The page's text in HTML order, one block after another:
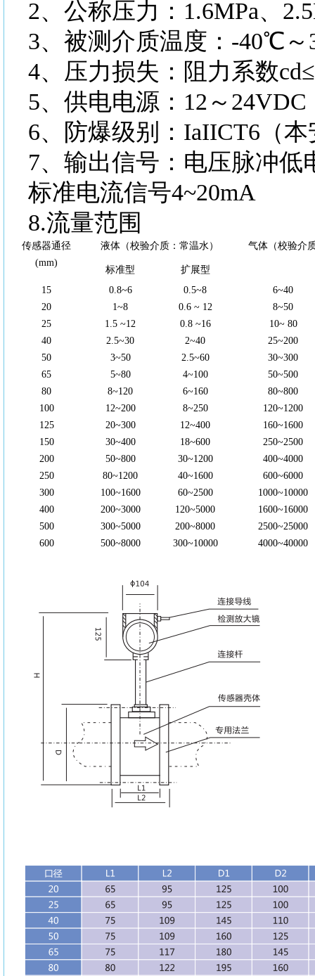
2、公称压力：1.6MPa、
3、被测介质温度：-40℃
4、压力损失：阻力系数
5、供电电源：12～24VDC
6、防爆级别：IaIICT6（
7、输出信号：电压脉冲
标准电流信号4~20mA
8.流量范围
传感器通径
(mm)
液体（校验介质：常温水） 气体（校验介
标准型
扩展型
15
0.8~6 0.5~8
6~40
20
1~8 0.6 ~ 12
8~50
25
1.5 ~12 0.8 ~16
10~ 80
40
2.5~30 2~40
25~200
50
3~50 2.5~60
30~300
65
5~80 4~100
50~500
80
8~120 6~160
80~800
100
12~200 8~250
120~1200
125
20~300 12~400
160~1600
150
30~400 18~600
250~2500
200
50~800 30~1200
400~4000
250
80~1200 40~1600
600~6000
300
100~1600 60~2500
1000~10000
400
200~3000 120~5000
1600~16000
500
300~5000 200~8000
2500~25000
600
500~8000 300~10000 4000~40000